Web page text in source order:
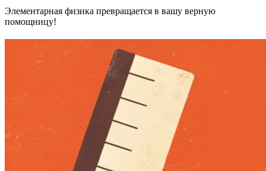
Элементарная физика превращается в вашу верную
помощницу!